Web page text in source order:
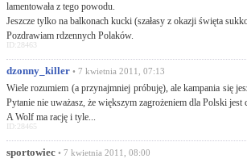
lamentowała z tego powodu.
Jeszcze tylko na balkonach kucki (szałasy z okazji święta
Pozdrawiam rdzennych Polaków.
ID:28463
dzonny_killer • 7 kwietnia 2011, 07:13
Wiele rozumiem (a przynajmniej próbuję), ale kampania się
Pytanie nie uważasz, że większym zagrożeniem dla Polski jest
A Wolf ma rację i tyle...
ID:28465
sportowiec • 7 kwietnia 2011, 08:00